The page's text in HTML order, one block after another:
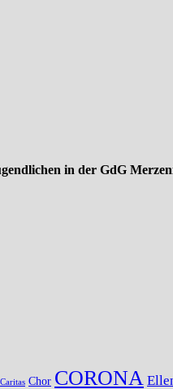
in der GdG
Caritas Chor CORONA